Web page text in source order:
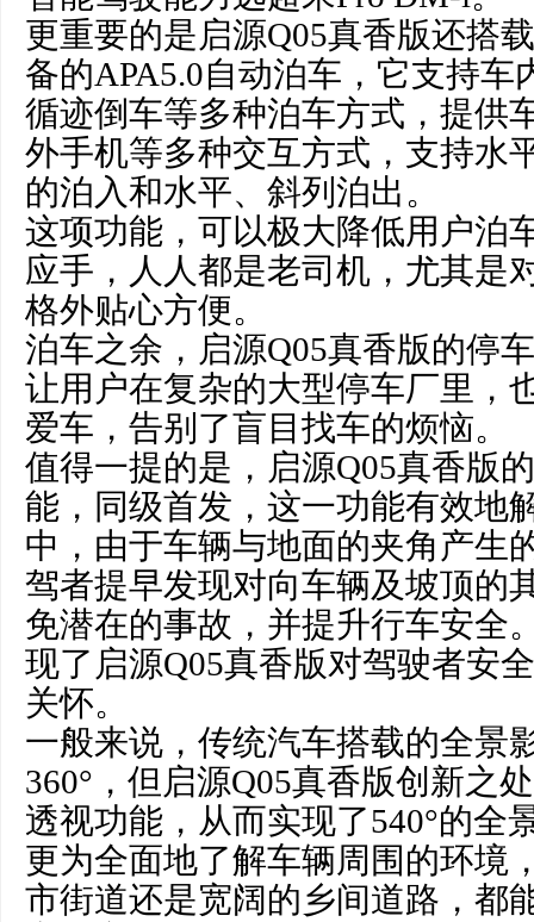
更重要的是启源Q05真香版还搭
备的APA5.0自动泊车，它支持车
循迹倒车等多种泊车方式，提供
外手机等多种交互方式，支持水
的泊入和水平、斜列泊出。
这项功能，可以极大降低用户泊
应手，人人都是老司机，尤其是
格外贴心方便。
泊车之余，启源Q05真香版的停
让用户在复杂的大型停车厂里，
爱车，告别了盲目找车的烦恼。
值得一提的是，启源Q05真香版
能，同级首发，这一功能有效地
中，由于车辆与地面的夹角产生
驾者提早发现对向车辆及坡顶的
免潜在的事故，并提升行车安全
现了启源Q05真香版对驾驶者安
关怀。
一般来说，传统汽车搭载的全景
360°，但启源Q05真香版创新之
透视功能，从而实现了540°的全
更为全面地了解车辆周围的环境
市街道还是宽阔的乡间道路，都